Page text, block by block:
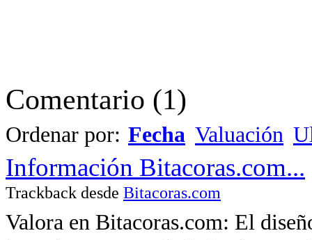
Comentario (1)
Ordenar por: Fecha Valuación
Información Bitacoras.com...
Trackback desde Bitacoras.com
Valora en Bitacoras.com: El